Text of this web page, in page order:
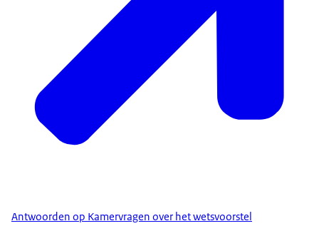
Antwoorden op Kamervragen over het wetsvoorstel